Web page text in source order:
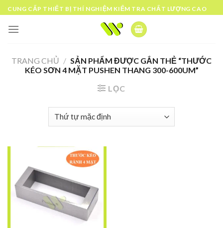
Skip
to
content
CUNG CẤP THIẾT BỊ THÍ NGHIỆM KIỂM TRA CHẤT LƯỢNG CAO
TRANG CHỦ / SẢN PHẨM ĐƯỢC GẮN THẺ “THƯỚC
KÉO SƠN 4 MẶT PUSHEN THANG 300-600UM”
LỌC